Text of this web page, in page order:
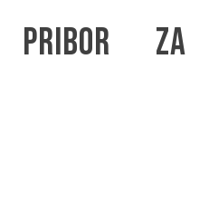
Pribor za